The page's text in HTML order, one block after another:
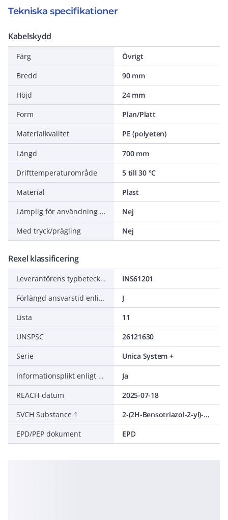
Tekniska specifikationer
Kabelskydd
Färg
Övrigt
Bredd
90 mm
Höjd
24 mm
Form
Plan/Platt
Materialkvalitet
PE (polyeten)
Längd
700 mm
Drifttemperaturområde
5 till 30 °C
Material
Plast
Lämplig för användning utomhus
Nej
Med tryck/prägling
Nej
Rexel klassificering
Leverantörens typbeteckning
INS61201
Förlängd ansvarstid enligt ALEM-09
J
Lista
11
UNSPSC
26121630
Serie
Unica System +
Informationsplikt enligt REACH
Ja
REACH-datum
2025-07-18
SVCH Substance 1
2-(2H-Bensotriazol-2-yl)-4-(1,1,3,3-tetrametylbutyl)fenol
EPD/PEP dokument
EPD